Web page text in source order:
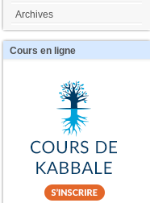
Archives
Cours en ligne